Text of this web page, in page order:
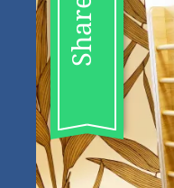
Shared